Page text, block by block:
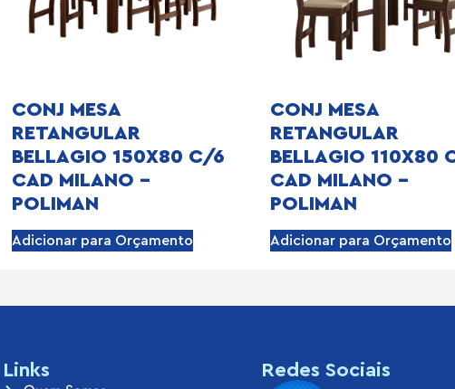
CONJ MESA
RETANGULAR
BELLAGIO 150X80 C/6
CAD MILANO –
POLIMAN
Adicionar para Orçamento
CONJ MESA
RETANGULAR
BELLAGIO 110X80
CAD MILANO –
POLIMAN
Adicionar para Orçamento
Links Redes Sociais